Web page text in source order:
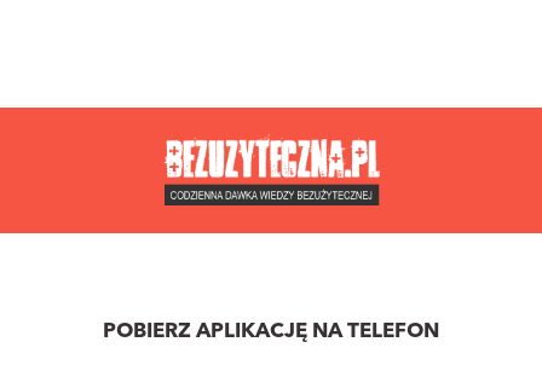
POBIERZ APLIKACJĘ NA TELEFON